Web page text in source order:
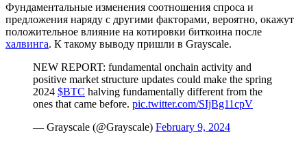
Фундаментальные изменения соотношения спроса и
предложения наряду с другими факторами, вероятно, окажут
положительное влияние на котировки биткоина после
халвинга. К такому выводу пришли в Grayscale.
NEW REPORT: fundamental onchain activity and
positive market structure updates could make the spring
2024 $BTC halving fundamentally different from the
ones that came before. pic.twitter.com/SIjBg11cpV
— Grayscale (@Grayscale) February 9, 2024